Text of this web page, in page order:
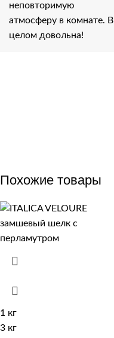
неповторимую
атмосферу в комнате. В
целом довольна!
Похожие товары
1 кг
3 кг